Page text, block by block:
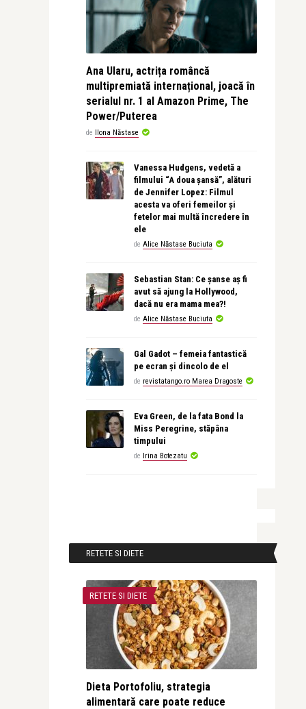
Ana Ularu, actrița româncă
multipremiată internațional, joacă în
serialul nr. 1 al Amazon Prime, The
Power/Puterea
de Ilona Năstase
Vanessa Hudgens, vedetă a
filmului “A doua șansă”, alături
de Jennifer Lopez: Filmul
acesta va oferi femeilor și
fetelor mai multă încredere în
ele
de Alice Năstase Buciuta
Sebastian Stan: Ce șanse aș fi
avut să ajung la Hollywood,
dacă nu era mama mea?!
de Alice Năstase Buciuta
Gal Gadot – femeia fantastică
pe ecran și dincolo de el
de revistatango.ro Marea Dragoste
Eva Green, de la fata Bond la
Miss Peregrine, stăpâna
timpului
de Irina Botezatu
RETETE SI DIETE
RETETE SI DIETE
Dieta Portofoliu, strategia
alimentară care poate reduce